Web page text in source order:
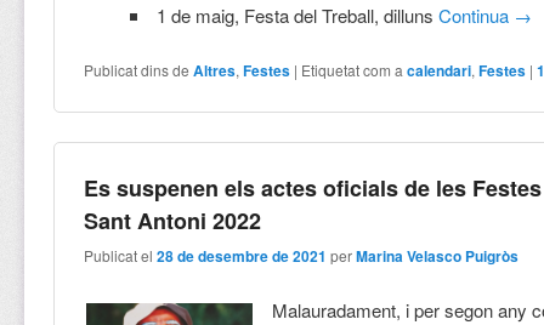
1 de maig, Festa del Treball, dilluns Continua →
Publicat dins de Altres,Festes | Etiquetat com a calendari,Festes |
Es suspenen els actes oficials de les
Sant Antoni 2022
Publicat el28 de desembre de 2021 perMarina Velasco Puigròs
Malauradament, i per segon any